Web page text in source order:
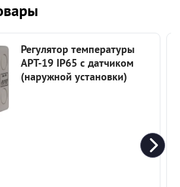
Регулятор температуры
АРТ-19 IP65 c датчиком
(наружной установки)